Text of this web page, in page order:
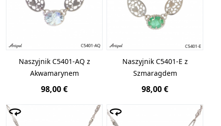
Naszyjnik C5401-AQ z
Akwamarynem
98,00 €
Naszyjnik C5401-E z
Szmaragdem
98,00 €